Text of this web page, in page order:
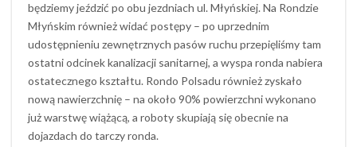
będziemy jeździć po obu jezdniach ul. Młyńskiej. Na Rondzie
Młyńskim również widać postępy – po uprzednim
udostępnieniu zewnętrznych pasów ruchu przepięliśmy tam
ostatni odcinek kanalizacji sanitarnej, a wyspa ronda nabiera
ostatecznego kształtu. Rondo Polsadu również zyskało
nową nawierzchnię – na około 90% powierzchni wykonano
już warstwę wiążącą, a roboty skupiają się obecnie na
dojazdach do tarczy ronda.